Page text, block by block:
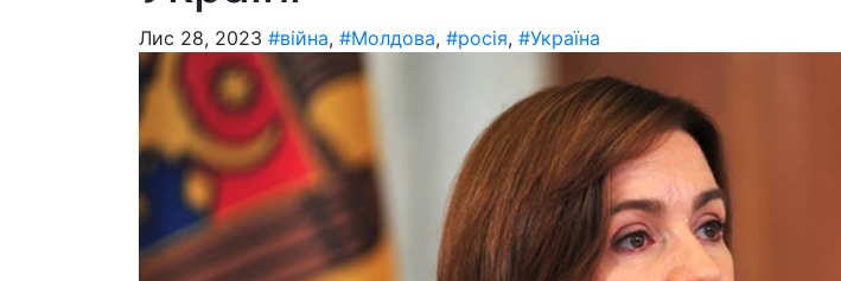
Лис 28, 2023 #війна, #Молдова, #росія, #Україна